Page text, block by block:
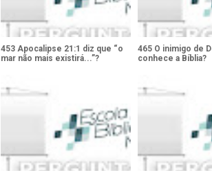
453 Apocalipse 21:1 diz que “o
mar não mais existirá...”?
465 O inimigo de
conhece a Bíblia?